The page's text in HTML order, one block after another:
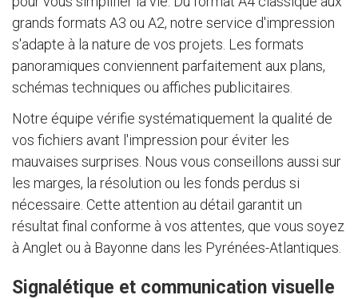
grands formats A3 ou A2, notre service d'impression
s'adapte à la nature de vos projets. Les formats
panoramiques conviennent parfaitement aux plans,
schémas techniques ou affiches publicitaires.
Notre équipe vérifie systématiquement la qualité de
vos fichiers avant l'impression pour éviter les
mauvaises surprises. Nous vous conseillons aussi sur
les marges, la résolution ou les fonds perdus si
nécessaire. Cette attention au détail garantit un
résultat final conforme à vos attentes, que vous soyez
à Anglet ou à Bayonne dans les Pyrénées-Atlantiques.
Signalétique et communication visuelle